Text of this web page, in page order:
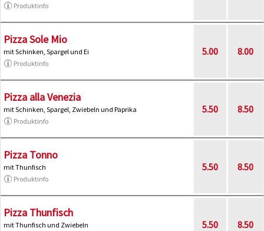
Produktinfo
Pizza Sole Mio
mit Schinken, Spargel und Ei
Produktinfo
5.00 8.00
Pizza alla Venezia
mit Schinken, Spargel, Zwiebeln und Paprika
Produktinfo
5.50 8.50
Pizza Tonno
mit Thunfisch
Produktinfo
5.50 8.50
Pizza Thunfisch
mit Thunfisch und Zwiebeln
5.50 8.50